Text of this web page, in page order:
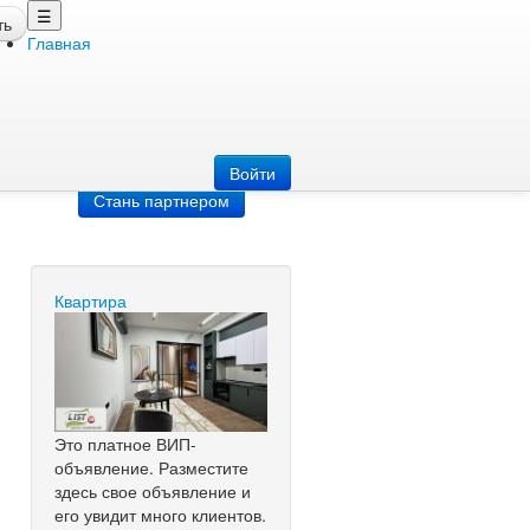
☰
Главная
Войти
Стань партнером
Квартира
Это платное ВИП-
объявление. Разместите
здесь свое объявление и
его увидит много клиентов.